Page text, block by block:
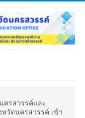
OFFICE
ครสวรรค์และ
วัดนครสวรรค์ เข้า